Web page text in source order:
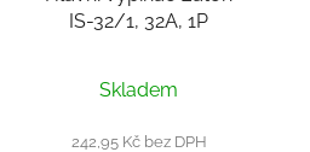
IS-32/1, 32A, 1P
Skladem
242,95 Kč bez DPH